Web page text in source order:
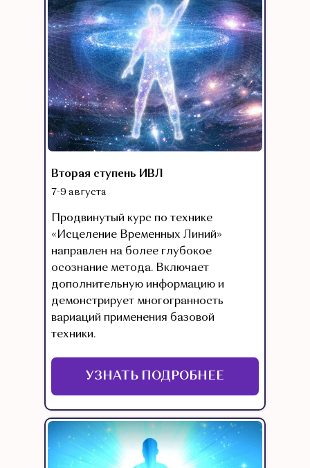
Вторая ступень ИВЛ
7-9 августа
Продвинутый курс по технике
«Исцеление Временных Линий»
направлен на более глубокое
осознание метода. Включает
дополнительную информацию и
демонстрирует многогранность
вариаций применения базовой
техники.
УЗНАТЬ ПОДРОБНЕЕ